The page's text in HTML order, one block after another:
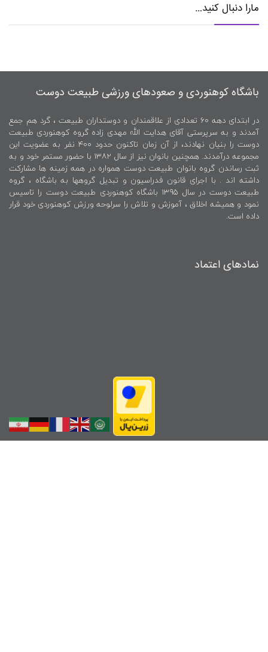
مارا دنبال کنید…
باشگاه کوهنوردی و صعودهای ورزشی طبیعت دوست
در ابتدای دهه ۶۰ تعدادی از علاقمندان و دوستداران طبیعت ، گرد هم جمع
آمدند و به سرپرستی آقای هدایت الله مهدی زاده گروه کوهنوردی طبیعت
دوست را بنیان نهادند، از آن زمان تاکنون حدود ۴۰۰ نفر به عضویت این
مجموعه درآمدند. همچنین بانوان نیز از سال ۱۳۸۲ با حضور مستمر خود و به
ثبت رساندن گروه بانوان طبیعت دوست همواره در همه زمینه ها مشارکت
داشته اند . با اجرای قانون فدراسیون و تبدیل گروهها به باشگاه ، گروه
طبیعت دوست در سال ۱۳۹۵ باشگاه کوهنوردی طبیعت دوست را تاسیس
نمود و همیشه اخلاق ، آموزش و تلاش را سرلوحه ورزش کوهنوردی خود قرار
داده است.
نمادهای اعتماد